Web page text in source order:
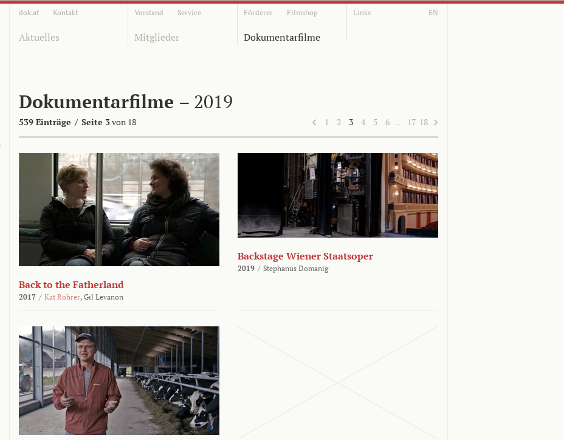
dok.at Kontakt Vorstand Service Förderer Filmshop Links EN
Aktuelles Mitglieder Dokumentarfilme
Dokumentarfilme – 2019
539 Einträge / Seite 3von 18 1 2 3 4 5 6 … 17 18
Back to the Fatherland
2017 / Kat Rohrer, Gil Levanon
Backstage Wiener Staatsoper
2019 / Stephanus Domanig